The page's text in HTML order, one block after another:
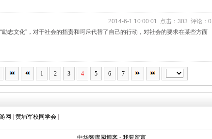
2014-6-1 10:00:01 点击：303 评论：0
励志文化”，对于社会的指责和呵斥代替了自己的行动，对社会的要求在某些方面
1 2 3 4 5 6 7
网 黄埔军校同学会
中华智库园博客- 我要留言